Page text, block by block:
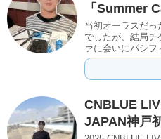
「Summer
当初オーラスだっ
でしたが、結局チ
ァに会いにパシフ
CNBLUE
JAPAN神戸